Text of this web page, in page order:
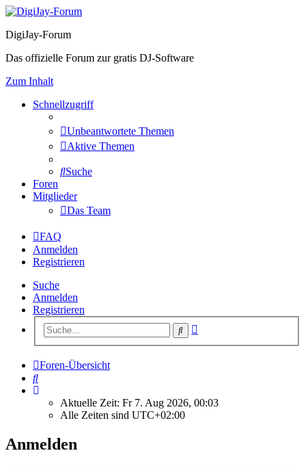
DigiJay-Forum
Das offizielle Forum zur gratis DJ-Software
Zum Inhalt
Schnellzugriff
Unbeantwortete Themen
Aktive Themen
Suche
Foren
Mitglieder
Das Team
FAQ
Anmelden
Registrieren
Suche
Anmelden
Registrieren
Suche
Foren-Übersicht
Suche
Aktuelle Zeit: Fr 7. Aug 2026, 00:03
Alle Zeiten sind UTC+02:00
Anmelden